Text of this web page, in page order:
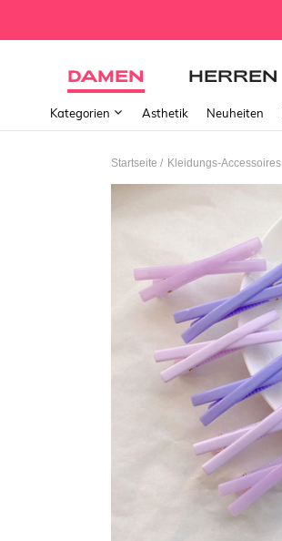
DAMEN HERREN
Kategorien Ästhetik Neuheiten
Startseite / Kleidungs-Accessoires